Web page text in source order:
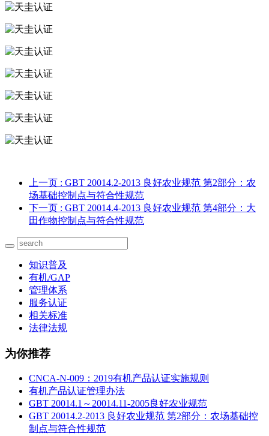
上一页 : GBT 20014.2-2013 良好农业规范 第2部分：农
场基础控制点与符合性规范
下一页 : GBT 20014.4-2013 良好农业规范 第4部分：大
田作物控制点与符合性规范
知识普及
有机/GAP
管理体系
服务认证
相关标准
法律法规
为你推荐
CNCA-N-009：2019有机产品认证实施规则
有机产品认证管理办法
GBT 20014.1～20014.11-2005良好农业规范
GBT 20014.2-2013 良好农业规范 第2部分：农场基础控
制点与符合性规范